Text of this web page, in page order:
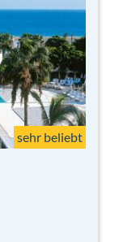
sehr beliebt